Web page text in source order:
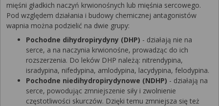
mięśni gładkich naczyń krwionośnych lub mięśnia sercowego.
Pod względem działania i budowy chemicznej antagonistów
wapnia można podzielić na dwie grupy:
Pochodne dihydropirydyny (DHP) - działają nie na
serce, a na naczynia krwionośne, prowadząc do ich
rozszerzenia. Do leków DHP należą: nitrendypina,
isradypina, nifedypina, amlodypina, lacydypina, felodypina.
Pochodne niedihydropirydynowe (NDHP) - działają na
serce, powodując zmniejszenie siły i zwolnienie
częstotliwości skurczów. Dzięki temu zmniejsza się też